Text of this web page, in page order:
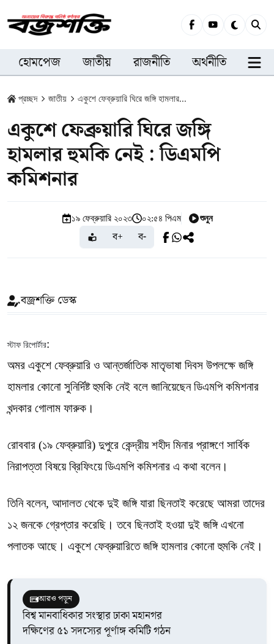
হোমপেজ জাতীয় রাজনীতি অর্থনীতি
প্রচ্ছদ জাতীয় একুশে ফেব্রুয়ারি ঘিরে জঙ্গি হামলার...
একুশে ফেব্রুয়ারি ঘিরে জঙ্গি
হামলার হুমকি নেই : ডিএমপি
কমিশনার
১৯ ফেব্রুয়ারি ২০২৩ ০২:৫৪ পিএম শুনুন
ব+ ব-
বজ্রশক্তি ডেস্ক
স্টাফ রিপোর্টার:
অমর একুশে ফেব্রুয়ারি ও আন্তর্জাতিক মাতৃভাষা দিবস উপলক্ষে জঙ্গি
হামলার কোনো সুনির্দিষ্ট হুমকি নেই বলে জানিয়েছেন ডিএমপি কমিশনার
খন্দকার গোলাম ফারুক।
রোববার (১৯ ফেব্রুয়ারি) দুপুরে কেন্দ্রীয় শহীদ মিনার প্রাঙ্গণে সার্বিক
নিরাপত্তা বিষয়ে ব্রিফিংয়ে ডিএমপি কমিশনার এ কথা বলেন।
তিনি বলেন, আদালত থেকে দুই জঙ্গি যারা ছিনতাই করেছে আমরা তাদের
১২ জনকে গ্রেপ্তার করেছি। তবে ছিনতাই হওয়া দুই জঙ্গি এখনো
পলাতক আছে। একুশে ফেব্রুয়ারিতে জঙ্গি হামলার কোনো হুমকি নেই।
আরও পড়ুন
বিশ্ব মানবাধিকার সংস্থার ঢাকা মহানগর
দক্ষিণের ৫১ সদস্যের পূর্ণাঙ্গ কমিটি গঠন